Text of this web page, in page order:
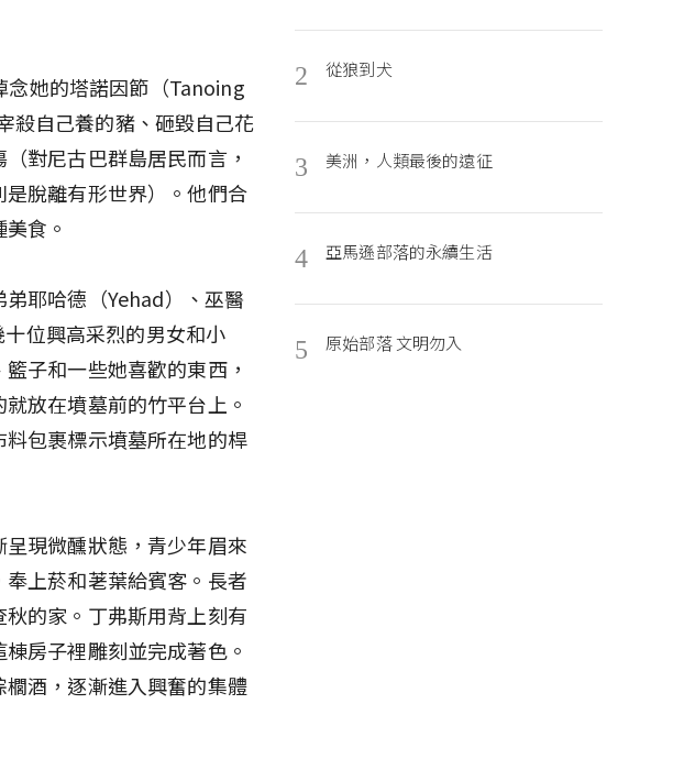
念她的塔諾因節（Tanoing
殺自己養的豬、砸毀自己花
對尼古巴群島居民而言，
脫離有形世界）。他們合
食。
耶哈德（Yehad）、巫醫
位興高采烈的男女和小
子和一些她喜歡的東西，
放在墳墓前的竹平台上。
包裹標示墳墓所在地的桿
現微醺狀態，青少年眉來
上菸和荖葉給賓客。長者
的家。丁弗斯用背上刻有
房子裡雕刻並完成著色。
酒，逐漸進入興奮的集體
2 從狼到犬
3 美洲，人類最後的遠征
4 亞馬遜部落的永續生活
5 原始部落 文明勿入